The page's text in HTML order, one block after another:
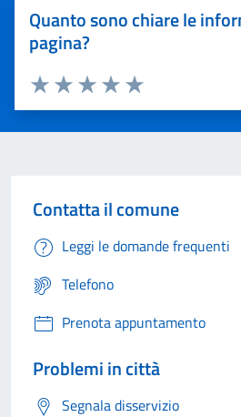
Quanto sono chiare le
pagina?
Valuta 5 stelle su 5
Valuta 4 stelle su 5
Valuta 3 stelle su 5
Valuta 2 stelle su 5
Valuta 1 stelle su 5
Contatta il comune
Leggi le domande frequenti
Telefono
Prenota appuntamento
Problemi in città
Segnala disservizio